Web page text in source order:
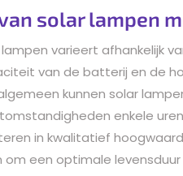
solar lampen
varieert afhankelijk
van de batterij en de
kunnen solar
enkele
in kwalitatief
een optimale